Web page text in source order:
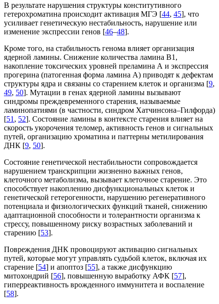
В результате нарушения структуры конститутивного
гетерохроматина происходит активация МГЭ [44, 45], что
усиливает генетическую нестабильность, нарушение или
изменение экспрессии генов [46–48].
Кроме того, на стабильность генома влияет организация
ядерной ламины. Снижение количества ламина B1,
накопление токсических уровней преламина А и экспрессия
прогерина (патогенная форма ламина А) приводят к дефектам
структуры ядра и связаны со старением клеток и организма [9,
49, 50]. Мутации в генах ядерной ламины вызывают
синдромы преждевременного старения, называемые
ламинопатиями (в частности, синдром Хатчинсона–Гилфорда)
[51 , 52]. Состояние ламины в контексте старения влияет на
скорость укорочения теломер, активность генов и сигнальных
путей, организацию хроматина и паттерны метилирования
ДНК [9, 50].
Состояние генетической нестабильности сопровождается
нарушением транскрипции жизненно важных генов,
клеточного метаболизма, вызывает клеточное старение. Это
способствует накоплению дисфункциональных клеток и
генетической гетерогенности, нарушению регенеративного
потенциала и физиологических функций тканей, снижению
адаптационной способности и толерантности организма к
стрессу, повышенному риску возрастных заболеваний и
старению [53].
Повреждения ДНК провоцируют активацию сигнальных
путей, которые могут управлять судьбой клеток, включая их
старение [54] и апоптоз [55], а также дисфункцию
митохондрий [56], повышенную выработку АФК [57],
гиперреактивность врожденного иммунитета и воспаление
[58].